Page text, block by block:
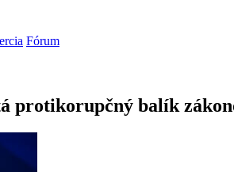
Fórum
protikorupčný balík